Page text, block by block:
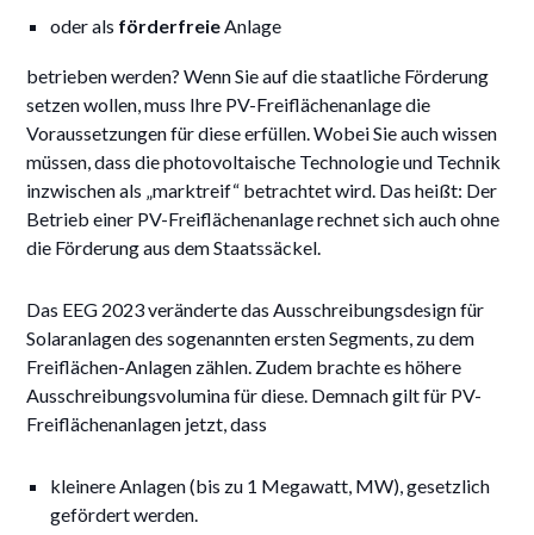
oder als förderfreieAnlage
betrieben werden? Wenn Sie auf die staatliche Förderung
setzen wollen, muss Ihre PV-Freiflächenanlage die
Voraussetzungen für diese erfüllen. Wobei Sie auch wissen
müssen, dass die photovoltaische Technologie und Technik
inzwischen als „marktreif“ betrachtet wird. Das heißt: Der
Betrieb einer PV-Freiflächenanlage rechnet sich auch ohne
die Förderung aus dem Staatssäckel.
Das EEG 2023 veränderte das Ausschreibungsdesign für
Solaranlagen des sogenannten ersten Segments, zu dem
Freiflächen-Anlagen zählen. Zudem brachte es höhere
Ausschreibungsvolumina für diese. Demnach gilt für PV-
Freiflächenanlagen jetzt, dass
kleinere Anlagen (bis zu 1 Megawatt, MW), gesetzlich
gefördert werden.